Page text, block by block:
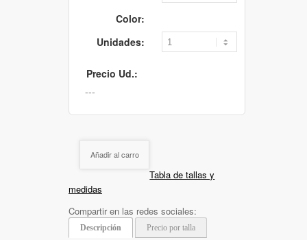
Color:
Unidades:
Precio Ud.:
Añadir al carro
Tabla de tallas y
medidas
Compartir en las redes sociales:
Descripción Precio por talla